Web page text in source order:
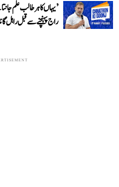
’یہاں کا ہر طالب علم
راج پہنچنے سے قبل راہل